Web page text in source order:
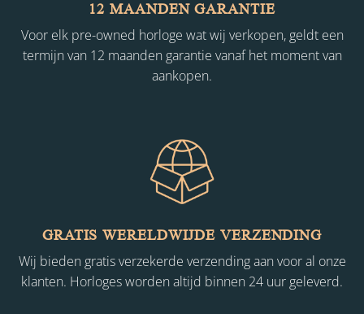
12 MAANDEN GARANTIE
Voor elk pre-owned horloge wat wij verkopen, geldt een
termijn van 12 maanden garantie vanaf het moment van
aankopen.
GRATIS WERELDWIJDE VERZENDING
Wij bieden gratis verzekerde verzending aan voor al onze
klanten. Horloges worden altijd binnen 24 uur geleverd.